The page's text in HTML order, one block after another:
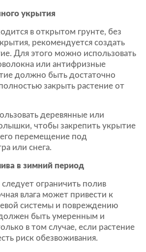
укрытия
в открытом грунте, без
рекомендуется создать
Для этого можно использовать
или антифризные
должно быть достаточно
закрыть растение от
деревянные или
чтобы закрепить укрытие
перемещение под
или снега.
в зимний период
ограничить полив
влага может привести к
системы и повреждению
быть умеренным и
в том случае, если растение
риск обезвоживания.